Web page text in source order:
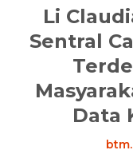
Li
Sentral
Data